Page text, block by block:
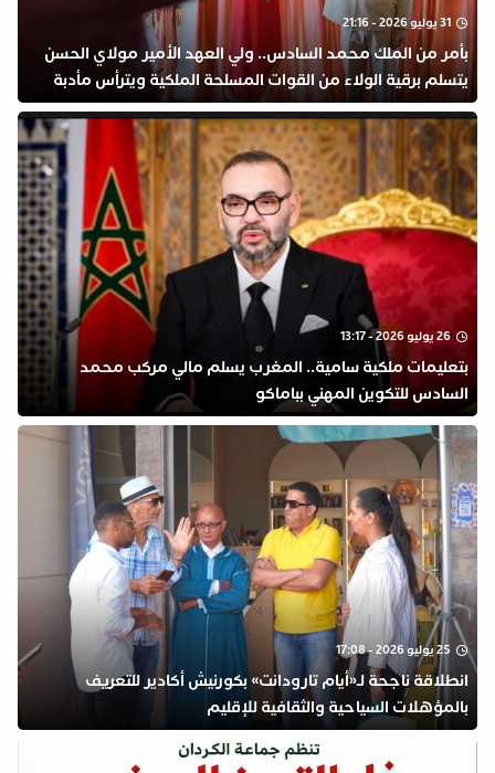
31 يوليو 2026 - 21:16
بأمر من الملك محمد السادس.. ولي العهد الأمير مولاي الحسن
يتسلم برقية الولاء من القوات المسلحة الملكية ويترأس مأدبة
رسمية بتطوان
26 يوليو 2026 - 13:17
بتعليمات ملكية سامية.. المغرب يسلم مالي مركب محمد
السادس للتكوين المهني بباماكو
25 يوليو 2026 - 17:08
انطلاقة ناجحة لـ«أيام تارودانت» بكورنيش أكادير للتعريف
بالمؤهلات السياحية والثقافية للإقليم